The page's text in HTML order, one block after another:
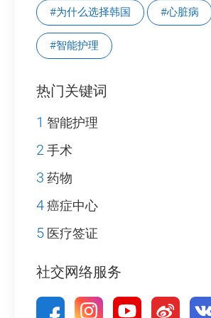
#为什么选择韩国 #心脏病
#智能护理
热门关键词
1 智能护理
2手术
3 药物
4癌症中心
5 医疗签证
社交网络服务